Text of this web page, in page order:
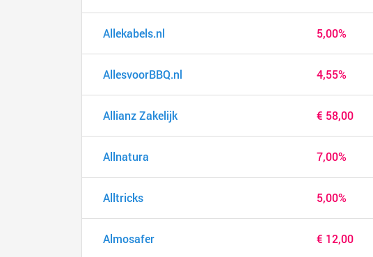
Allekabels.nl 5,00%
AllesvoorBBQ.nl 4,55%
Allianz Zakelijk € 58,00
Allnatura 7,00%
Alltricks 5,00%
Almosafer € 12,00